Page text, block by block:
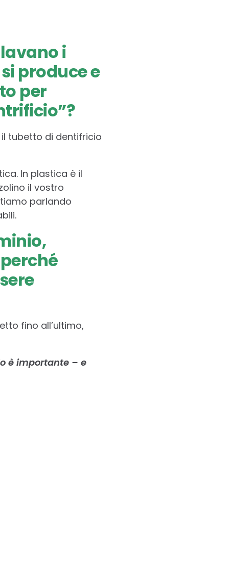
i
produce e
per
tubetto di dentifricio
In plastica è il
il vostro
parlando
fino all’ultimo,
è importante – e